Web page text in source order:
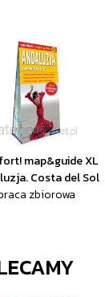
map&guide XL
Costa del Sol
zbiorowa